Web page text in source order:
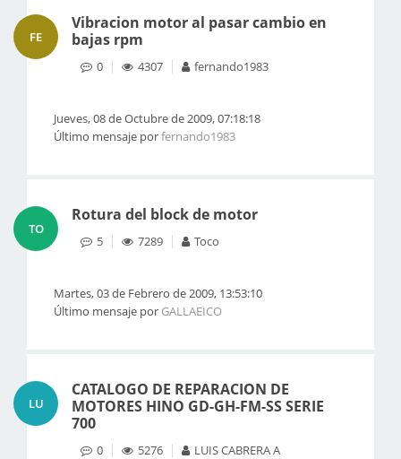
FE
Vibracion motor al pasar cambio en
bajas rpm
0 4307 fernando1983
Jueves, 08 de Octubre de 2009, 07:18:18
Último mensaje porfernando1983
TO
Rotura del block de motor
5 7289 Toco
Martes, 03 de Febrero de 2009, 13:53:10
Último mensaje por GALLAEICO
LU
CATALOGO DE REPARACION DE
MOTORES HINO GD-GH-FM-SS SERIE
700
0 5276 LUIS CABRERA A